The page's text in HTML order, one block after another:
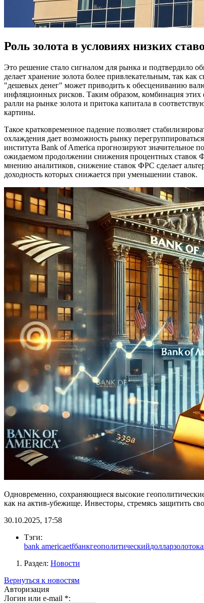
Роль золота в условиях низких
Это решение стало сигналом для рынка и подтвердило
делает хранение золота более привлекательным, так
"дешевых денег" может приводить к обесцениванию
инфляционных рисков. Таким образом, комбинация этих
ралли на рынке золота и притока капитала в
картины.
Такое кратковременное падение позволяет
охлаждения дает возможность рынку
института Bank of America прогнозируют значительное
ожидаемом продолжении снижения процентных ставок
мнению аналитиков, снижение ставок ФРС сделает
доходность которых снижается при уменьшении ставок.
Одновременно, сохраняющиеся высокие
как на актив-убежище. Инвесторы, стремясь защитить
30.10.2025, 17:58
Тэги:
bank americaetfбанкгеополитическийдолларзолото
Раздел: Новости
Вернуться к новостям
Авторизация
Логин или e-mail *: